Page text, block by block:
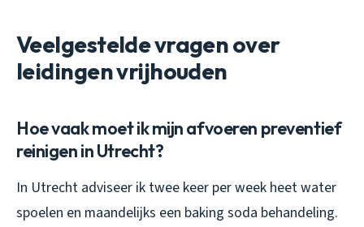
Veelgestelde vragen over
leidingen vrijhouden
Hoe vaak moet ik mijn afvoeren preventief
reinigen in Utrecht?
In Utrecht adviseer ik twee keer per week heet water
spoelen en maandelijks een baking soda behandeling.